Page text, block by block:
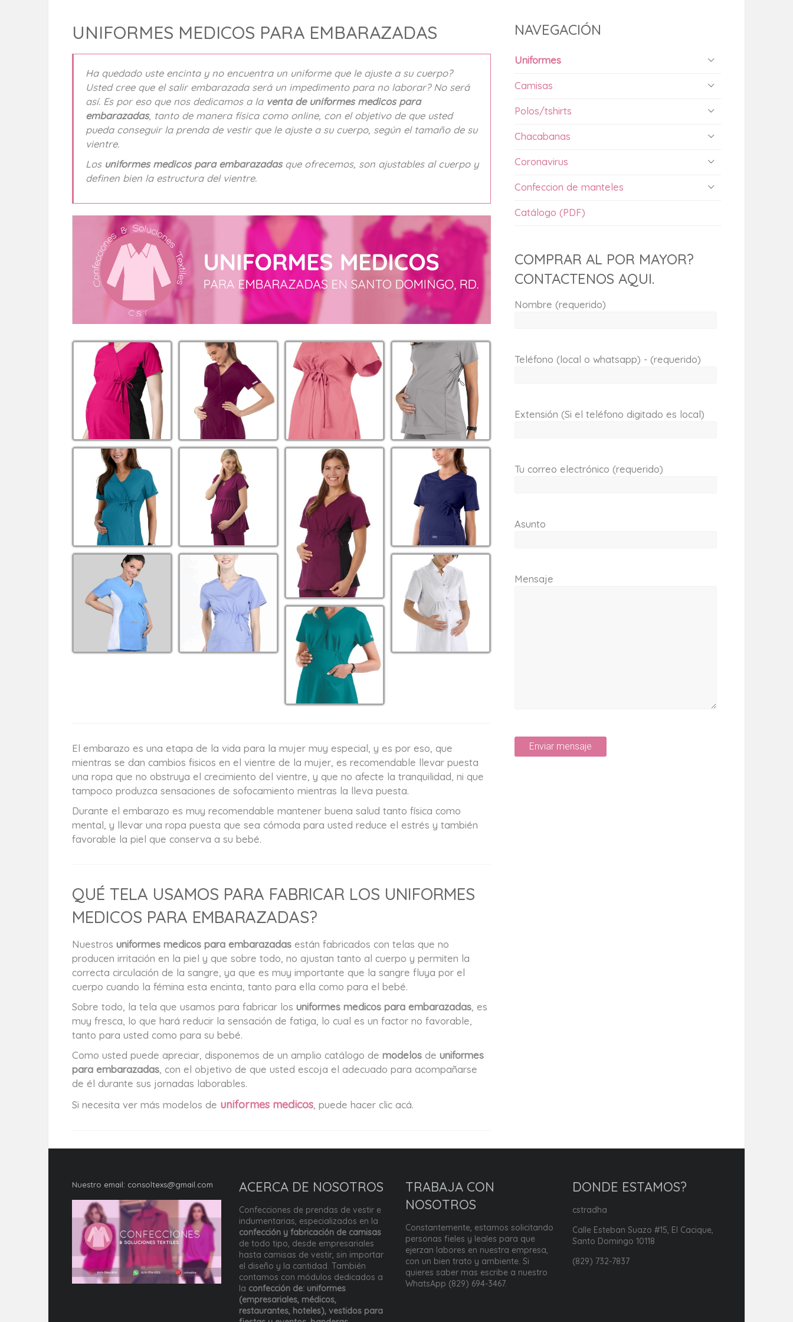
UNIFORMES MEDICOS PARA EMBARAZADAS
Ha quedado uste encinta y no encuentra un uniforme que le ajuste a su cuerpo?
Usted cree que el salir embarazada será un impedimento para no laborar? No será
así. Es por eso que nos dedicamos a la venta de uniformes medicos para
embarazadas, tanto de manera física como online, con el objetivo de que usted
pueda conseguir la prenda de vestir que le ajuste a su cuerpo, según el tamaño de su
vientre.
Los uniformes medicos para embarazadasque ofrecemos, son ajustables al cuerpo y
definen bien la estructura del vientre.
El embarazo es una etapa de la vida para la mujer muy especial, y es por eso, que
mientras se dan cambios fisicos en el vientre de la mujer, es recomendable llevar puesta
una ropa que no obstruya el crecimiento del vientre, y que no afecte la tranquilidad, ni que
tampoco produzca sensaciones de sofocamiento mientras la lleva puesta.
Durante el embarazo es muy recomendable mantener buena salud tanto física como
mental, y llevar una ropa puesta que sea cómoda para usted reduce el estrés y también
favorable la piel que conserva a su bebé.
QUÉ TELA USAMOS PARA FABRICAR LOS UNIFORMES
MEDICOS PARA EMBARAZADAS?
Nuestros uniformes medicos para embarazadas están fabricados con telas que no
producen irritación en la piel y que sobre todo, no ajustan tanto al cuerpo y permiten la
correcta circulación de la sangre, ya que es muy importante que la sangre fluya por el
cuerpo cuando la fémina esta encinta, tanto para ella como para el bebé.
Sobre todo, la tela que usamos para fabricar los uniformes medicos para embarazadas , es
muy fresca, lo que hará reducir la sensación de fatiga, lo cual es un factor no favorable,
tanto para usted como para su bebé.
Como usted puede apreciar, disponemos de un amplio catálogo de modelos de uniformes
para embarazadas , con el objetivo de que usted escoja el adecuado para acompañarse
de él durante sus jornadas laborables.
Si necesita ver más modelos de uniformes medicos , puede hacer clic acá.
NAVEGACIÓN
Uniformes
Camisas
Polos/tshirts
Chacabanas
Coronavirus
Confeccion de manteles
Catálogo (PDF)
COMPRAR AL POR MAYOR?
CONTACTENOS AQUI.
Nombre (requerido)
Teléfono (local o whatsapp) - (requerido)
Extensión (Si el teléfono digitado es local)
Tu correo electrónico (requerido)
Asunto
Mensaje
Nuestro email: consoltexs@gmail.com ACERCA DE NOSOTROS
Confecciones de prendas de vestir e
indumentarias, especializados en la
confección y fabricación de camisas
de todo tipo, desde empresariales
hasta camisas de vestir, sin importar
el diseño y la cantidad. También
contamos con módulos dedicados a
la confección de: uniformes
(empresariales, médicos,
restaurantes, hoteles), vestidos para
TRABAJA CON
NOSOTROS
Constantemente, estamos solicitando
personas fieles y leales para que
ejerzan labores en nuestra empresa,
con un bien trato y ambiente. Si
quieres saber mas escribe a nuestro
WhatsApp (829) 694-3467.
DONDE ESTAMOS?
cstradha
Calle Esteban Suazo #15, El Cacique,
Santo Domingo 10118
(829) 732-7837